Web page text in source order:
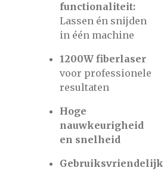
functionaliteit:
Lassen én snijden
in één machine
1200W fiberlaser
voor professionele
resultaten
Hoge
nauwkeurigheid
en snelheid